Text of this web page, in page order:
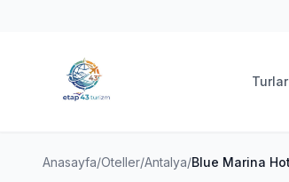
Turlar
Anasayfa/Oteller/Antalya/Blue Marina